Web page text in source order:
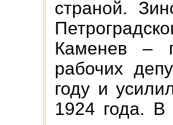
страной.
Каменев –
рабочих
году и
1924 года. В